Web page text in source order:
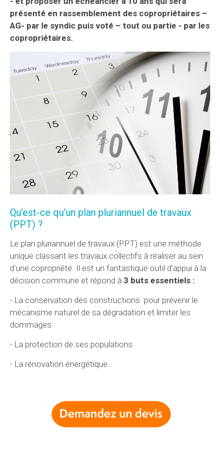
présenté en rassemblement des copropriétaires –
AG- par le syndic puis voté – tout ou partie - par les
copropriétaires.
Qu’est-ce qu’un plan pluriannuel de travaux
(PPT) ?
Le plan pluriannuel de travaux (PPT) est une méthode
unique classant les travaux collectifs à réaliser au sein
d’une copropriété. Il est un fantastique outil d’appui à la
décision commune et répond à 3 buts essentiels :
- La conservation des constructions pour prévenir le
mécanisme naturel de sa dégradation et limiter les
dommages.
- La protection de ses populations.
- La rénovation énergétique.